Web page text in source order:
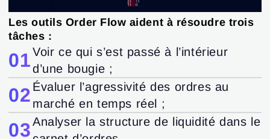
Les outils Order Flow aident à résoudre trois
tâches :
01Voir ce qui s’est passé à l’intérieur
d’une bougie ;
02 Évaluer l’agressivité des ordres au
marché en temps réel ;
03Analyser la structure de liquidité dans le